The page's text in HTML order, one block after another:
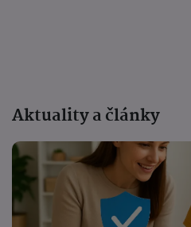
Aktuality a články